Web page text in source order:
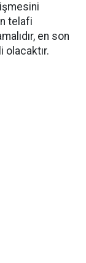
telafi
en son
olacaktır.